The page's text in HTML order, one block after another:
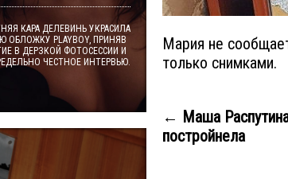
Мария не
только снимками.
← Маша
постройнела
КАРА ДЕЛЕВИНЬ УКРАСИЛА
ОБЛОЖКУ PLAYBOY, ПРИНЯВ
В ДЕРЗКОЙ ФОТОСЕССИИ И
ЧЕСТНОЕ ИНТЕРВЬЮ.